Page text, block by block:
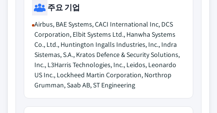
주요 기업
Airbus, BAE Systems, CACI International Inc, DCS
Corporation, Elbit Systems Ltd., Hanwha Systems
Co., Ltd., Huntington Ingalls Industries, Inc., Indra
Sistemas, S.A., Kratos Defence & Security Solutions,
Inc., L3Harris Technologies, Inc., Leidos, Leonardo
US Inc., Lockheed Martin Corporation, Northrop
Grumman, Saab AB, ST Engineering